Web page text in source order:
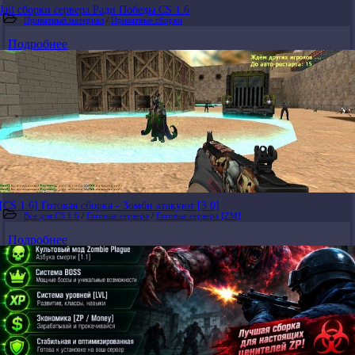
Jail сборки сервера Ради Победы CS 1.6
Приватный материал / Приватные сборки
Подробнее
[CS 1.6] Готовая сборка - Зомби атакуют [3.0]
Все для CS 1.6 / Готовые сервера / Готовые сервера [ZM]
Подробнее